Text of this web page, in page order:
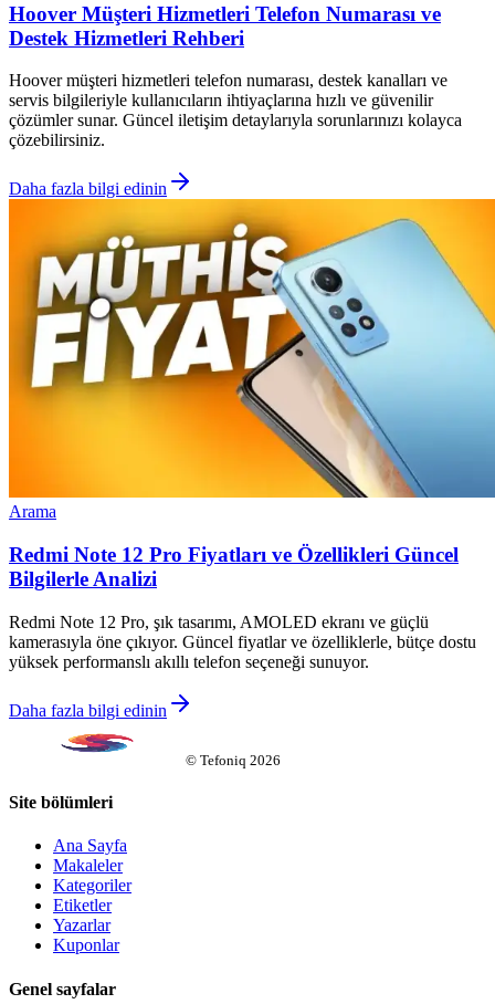
Hoover Müşteri Hizmetleri Telefon Numarası ve
Destek Hizmetleri Rehberi
Hoover müşteri hizmetleri telefon numarası, destek kanalları ve
servis bilgileriyle kullanıcıların ihtiyaçlarına hızlı ve güvenilir
çözümler sunar. Güncel iletişim detaylarıyla sorunlarınızı kolayca
çözebilirsiniz.
Daha fazla bilgi edinin
Arama
Redmi Note 12 Pro Fiyatları ve Özellikleri Güncel
Bilgilerle Analizi
Redmi Note 12 Pro, şık tasarımı, AMOLED ekranı ve güçlü
kamerasıyla öne çıkıyor. Güncel fiyatlar ve özelliklerle, bütçe dostu
yüksek performanslı akıllı telefon seçeneği sunuyor.
Daha fazla bilgi edinin
© Tefoniq 2026
Site bölümleri
Ana Sayfa
Makaleler
Kategoriler
Etiketler
Yazarlar
Kuponlar
Genel sayfalar